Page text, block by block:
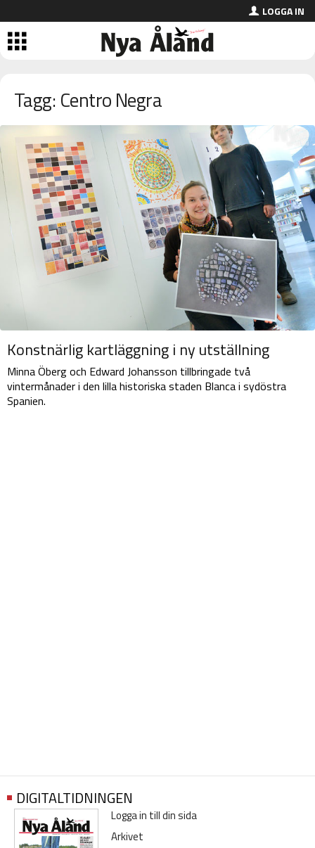
LOGGA IN
Tagg: Centro Negra
Konstnärlig kartläggning i ny utställning
Minna Öberg och Edward Johansson tillbringade två
vintermånader i den lilla historiska staden Blanca i sydöstra
Spanien.
DIGITALTIDNINGEN
Logga in till din sida
Arkivet